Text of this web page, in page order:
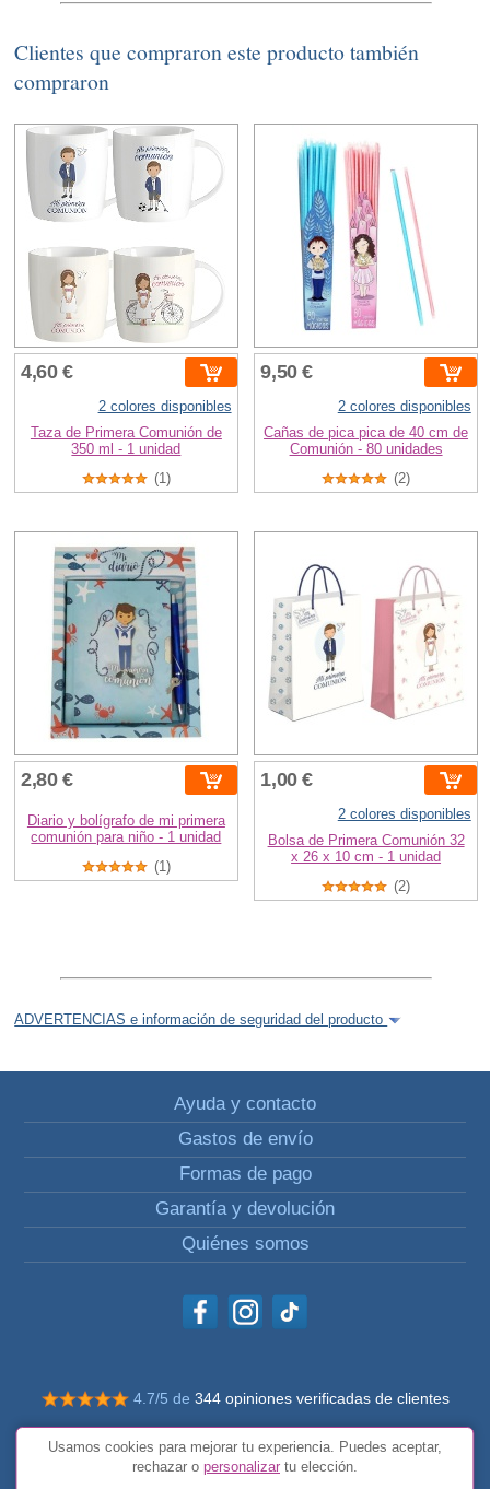
Clientes que compraron este producto también
compraron
4,60 €
2 colores disponibles
Taza de Primera Comunión de
350 ml - 1 unidad
(1)
9,50 €
2 colores disponibles
Cañas de pica pica de 40 cm de
Comunión - 80 unidades
(2)
2,80 €
Diario y bolígrafo de mi primera
comunión para niño - 1 unidad
(1)
1,00 €
2 colores disponibles
Bolsa de Primera Comunión 32
x 26 x 10 cm - 1 unidad
(2)
ADVERTENCIAS e información de seguridad del producto
Ayuda y contacto
Gastos de envío
Formas de pago
Garantía y devolución
Quiénes somos
4.7/5 de 344 opiniones verificadas de clientes
© Todos los derechos reservados Impulsivos
Condiciones generales
Usamos cookies para mejorar tu experiencia. Puedes aceptar,
rechazar o personalizar tu elección.